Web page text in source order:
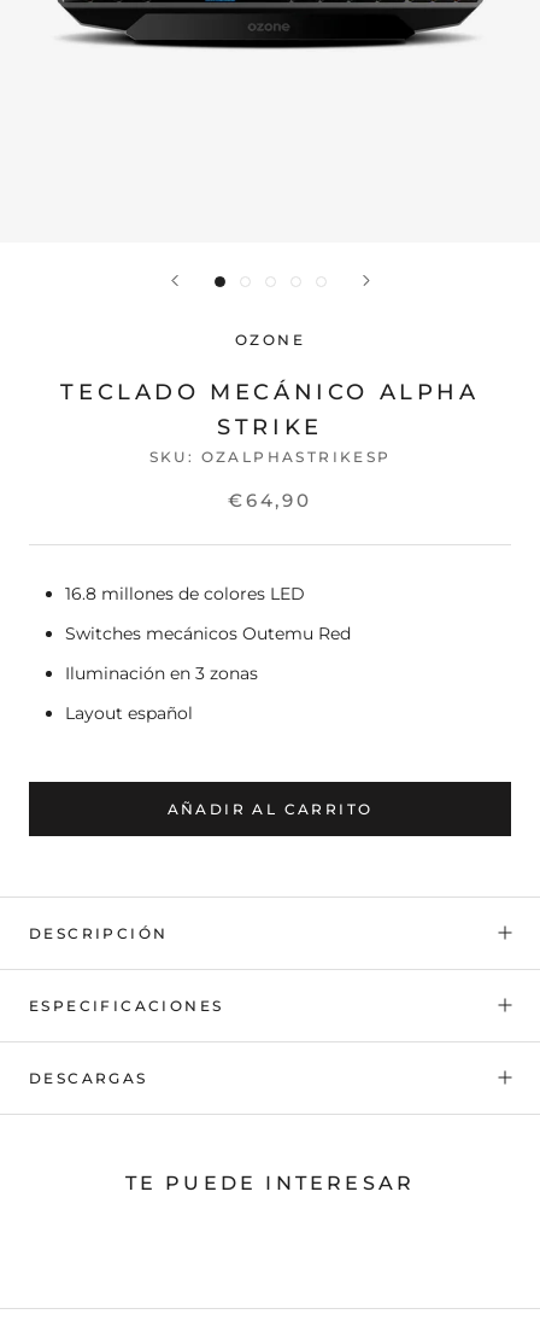
OZONE
TECLADO MECÁNICO ALPHA
STRIKE
SKU: OZALPHASTRIKESP
€64,90
16.8 millones de colores LED
Switches mecánicos Outemu Red
Iluminación en 3 zonas
Layout español
AÑADIR AL CARRITO
DESCRIPCIÓN
ESPECIFICACIONES
DESCARGAS
TE PUEDE INTERESAR